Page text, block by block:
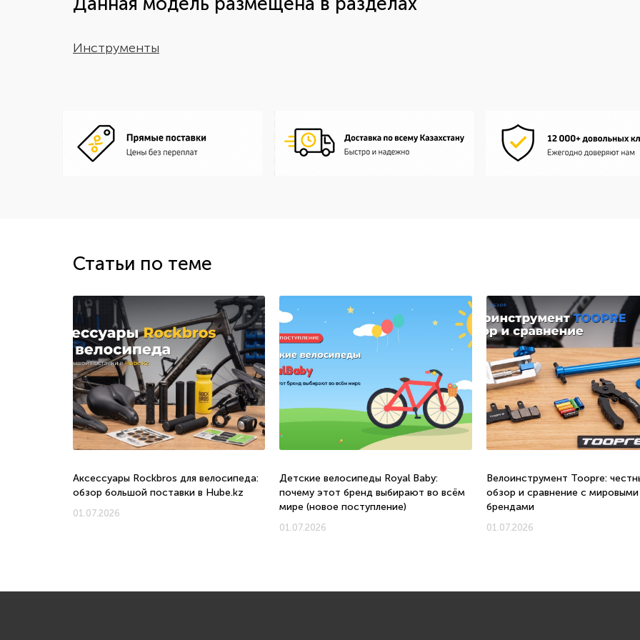
Инструменты
Статьи по теме
Аксессуары Rockbros для велосипеда:
обзор большой поставки в Hube.kz
01.07.2026
Детские велосипеды Royal Baby:
почему этот бренд выбирают во всём
мире (новое поступление)
01.07.2026
Велоинструмент Toopre:
обзор и сравнение с мировыми
брендами
01.07.2026